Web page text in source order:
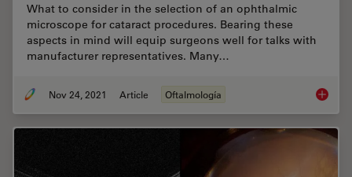
What to consider in the selection of an ophthalmic
microscope for cataract procedures. Bearing these
aspects in mind will equip surgeons well for talks with
manufacturer representatives. Many…
Nov 24, 2021 Article Oftalmología How to